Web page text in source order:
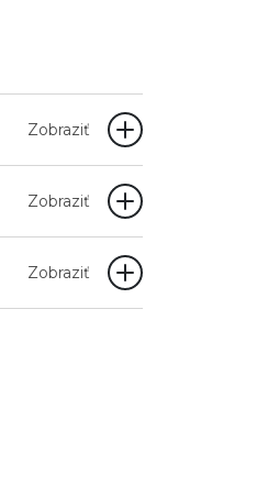
Zobraziť
Zobraziť
Zobraziť